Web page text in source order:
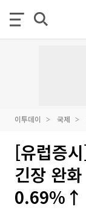
이투데이 국제
[유럽증
긴장 완
0.69%↑